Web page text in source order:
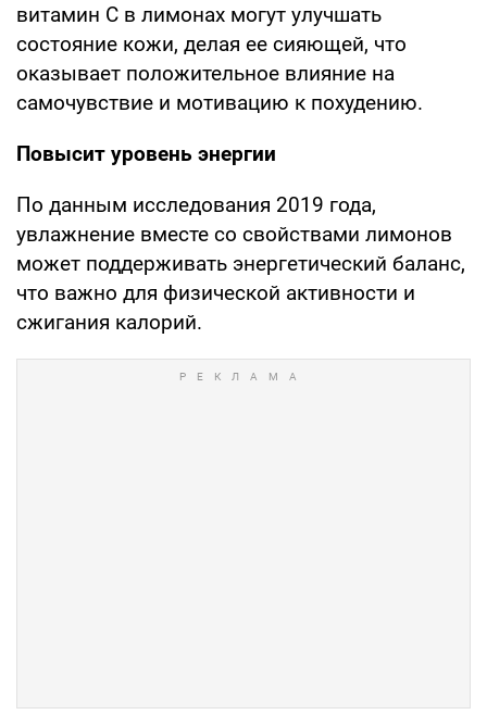
витамин С в лимонах могут улучшать
состояние кожи, делая ее сияющей, что
оказывает положительное влияние на
самочувствие и мотивацию к похудению.
Повысит уровень энергии
По данным исследования 2019 года,
увлажнение вместе со свойствами лимонов
может поддерживать энергетический баланс,
что важно для физической активности и
сжигания калорий.